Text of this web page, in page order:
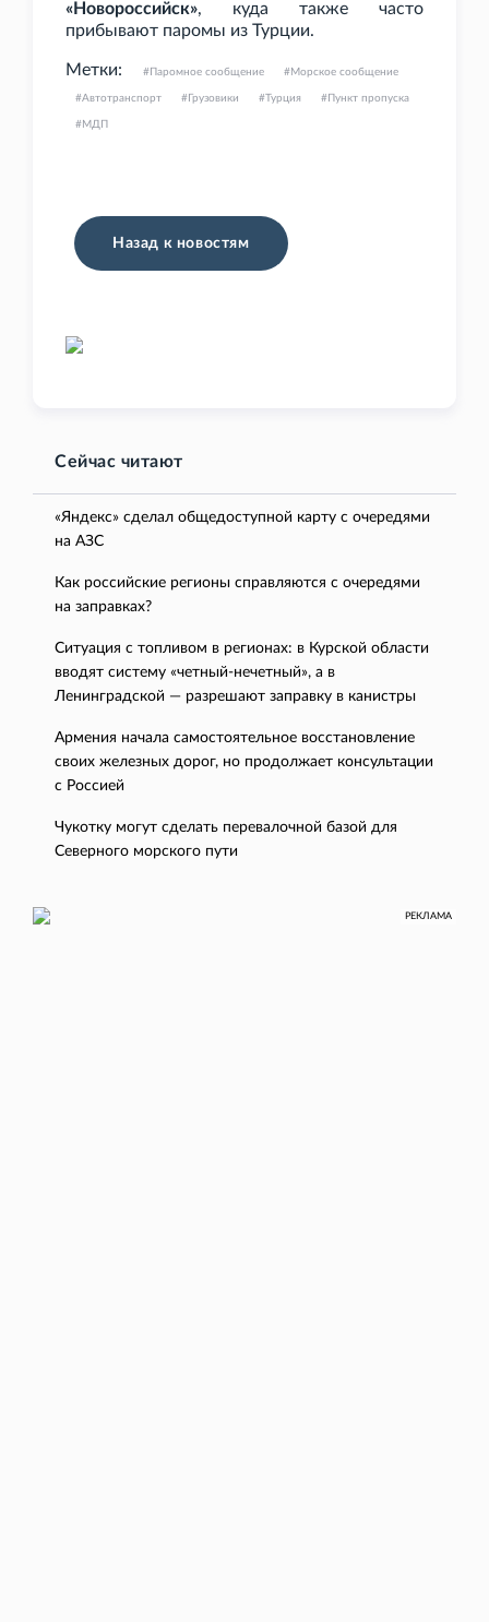
«Новороссийск», куда также часто
прибывают паромы из Турции.
Метки: Паромное сообщение Морское сообщение
Автотранспорт Грузовики Турция Пункт пропуска
МДП
Назад к новостям
Сейчас читают
«Яндекс» сделал общедоступной карту с очередями
на АЗС
Как российские регионы справляются с очередями
на заправках?
Ситуация с топливом в регионах: в Курской области
вводят систему «четный-нечетный», а в
Ленинградской — разрешают заправку в канистры
Армения начала самостоятельное восстановление
своих железных дорог, но продолжает консультации
с Россией
Чукотку могут сделать перевалочной базой для
Северного морского пути
РЕКЛАМА